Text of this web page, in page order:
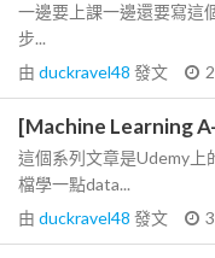
一邊要上課一邊還要寫這
步...
由 duckravel48 發文
[Machine Learning
這個系列文章是Udemy上
檔學一點data...
由 duckravel48 發文